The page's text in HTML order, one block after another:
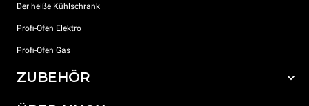
Der heiße Kühlschrank
Profi-Ofen Elektro
Profi-Ofen Gas
ZUBEHÖR